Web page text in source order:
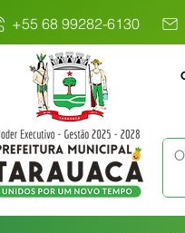
+55 68 99282-6130